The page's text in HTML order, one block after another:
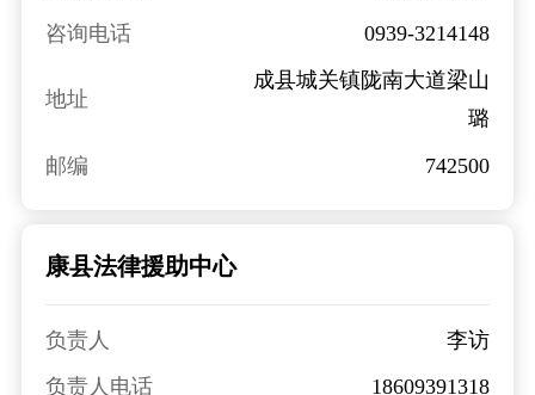
咨询电话
0939-3214148
地址
成县城关镇陇南大道梁山
璐
邮编
742500
康县法律援助中心
负责人
李访
负责人电话
18609391318